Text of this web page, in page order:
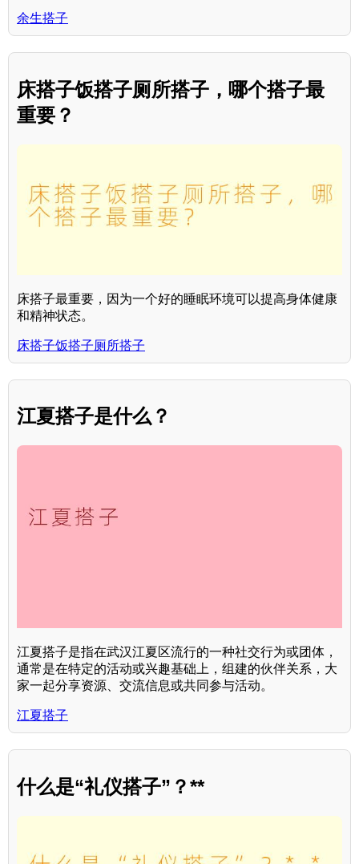
余生搭子
床搭子饭搭子厕所搭子，哪个搭子最
重要？
床搭子最重要，因为一个好的睡眠环境可以提高身体健康
和精神状态。
床搭子饭搭子厕所搭子
江夏搭子是什么？
江夏搭子是指在武汉江夏区流行的一种社交行为或团体，
通常是在特定的活动或兴趣基础上，组建的伙伴关系，大
家一起分享资源、交流信息或共同参与活动。
江夏搭子
什么是“礼仪搭子”？**